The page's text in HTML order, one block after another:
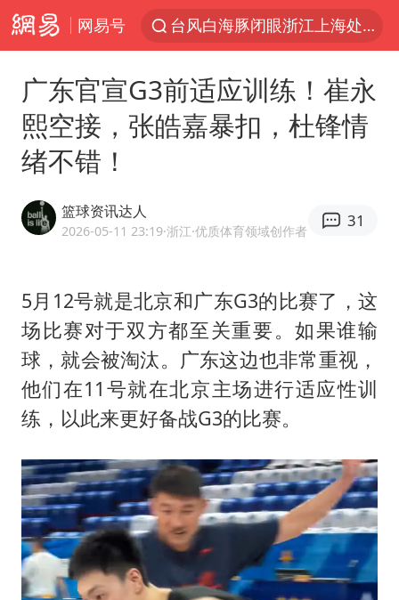
网易号
台风白海豚闭眼浙江上海处于危险半圆
香港宏福苑火灾或由烟头引起
中国父女泰国骑摩托车坠崖1死1伤
周末打虎 宋致远被查
刘浩存百花奖开幕式红裙起舞
女子网购名牌包发现是自己丢的那只
女儿为争财产堵门阻挠父亲出殡
万岁山接盘烂尾恒大文旅城
戚薇谈把脸交给AI
多个明星演唱会取消
习近平心系体育强国建设
广东官宣G3前适应训练！崔永
熙空接，张皓嘉暴扣，杜锋情
绪不错！
篮球资讯达人
2026-05-11 23:19·浙江·优质体育领域创作者
31
5月12号就是北京和广东G3的比赛了，这
场比赛对于双方都至关重要。如果谁输
球，就会被淘汰。广东这边也非常重视，
他们在11号就在北京主场进行适应性训
练，以此来更好备战G3的比赛。